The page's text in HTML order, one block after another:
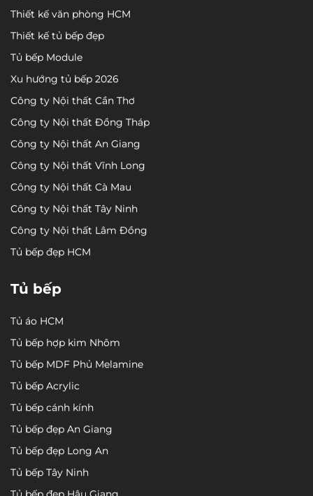
Thiết kế văn phòng HCM
Thiết kế tủ bếp đẹp
Tủ bếp Module
Xu hướng tủ bếp 2026
Công ty Nội thất Cần Thơ
Công ty Nội thất Đồng Tháp
Công ty Nội thất An Giang
Công ty Nội thất Vĩnh Long
Công ty Nội thất Cà Mau
Công ty Nội thất Tây Ninh
Công ty Nội thất Lâm Đồng
Tủ bếp đẹp HCM
Tủ bếp
Tủ áo HCM
Tủ bếp hợp kim Nhôm
Tủ bếp MDF Phủ Melamine
Tủ bếp Acrylic
Tủ bếp cánh kính
Tủ bếp đẹp An Giang
Tủ bếp đẹp Long An
Tủ bếp Tây Ninh